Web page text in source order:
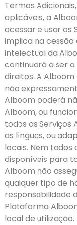
Termos
aplicáveis, a
acessar e usar os
implica na
intelectual da
continuará a ser
direitos. A
não
Alboom poderá
Alboom, ou
todos os Serviços
as línguas, ou
locais. Nem todos
disponíveis para
Alboom não
qualquer tipo de
responsabilidade
Plataforma
local de utilização.